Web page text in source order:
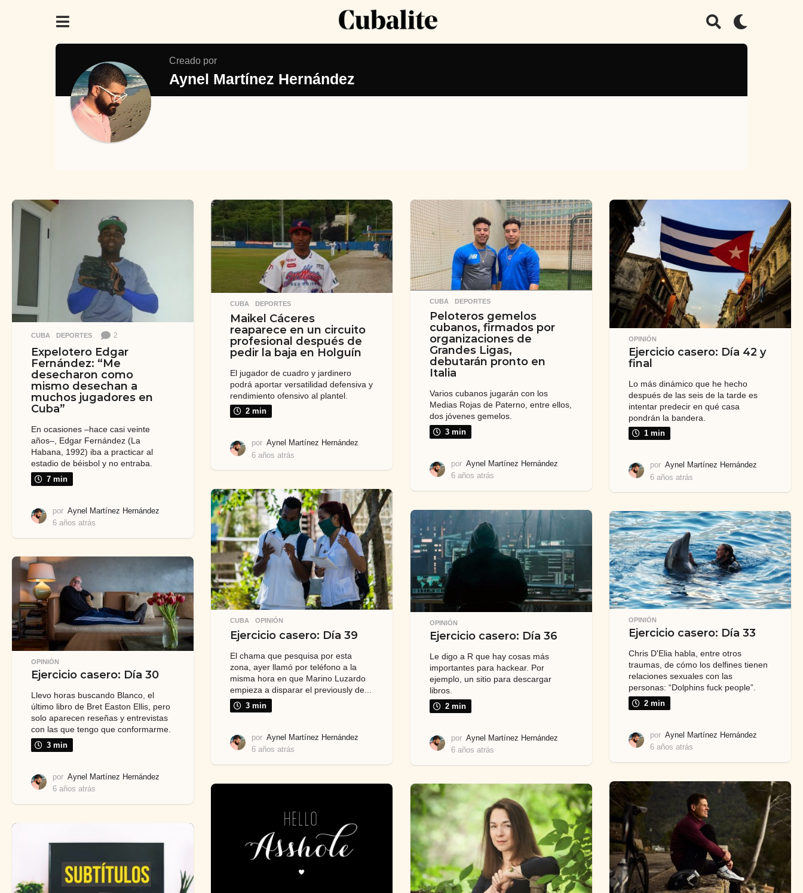
Creado por
Aynel Martínez Hernández
CUBA ,DEPORTES 2
Expelotero Edgar
Fernández: “Me
desecharon como
mismo desechan a
muchos jugadores en
Cuba”
En ocasiones –hace casi veinte
años–, Edgar Fernández (La
Habana, 1992) iba a practicar al
estadio de béisbol y no entraba.
7 min
por Aynel Martínez Hernández
6 años atrás
o
t
á
s
CUBA ,DEPORTES
Maikel Cáceres
reaparece en un circuito
profesional después de
pedir la baja en Holguín
El jugador de cuadro y jardinero
podrá aportar versatilidad defensiva y
rendimiento ofensivo al plantel.
2 min
por Aynel Martínez Hernández
6 años atrás
o
s
a
t
r
á
s
CUBA ,DEPORTES
Peloteros gemelos
cubanos, firmados por
organizaciones de
Grandes Ligas,
debutarán pronto en
Italia
Varios cubanos jugarán con los
Medias Rojas de Paterno, entre ellos,
dos jóvenes gemelos.
3 min
por Aynel Martínez Hernández
6 años atrás
o
a
t
OPINIÓN
Ejercicio casero: Día 42 y
final
Lo más dinámico que he hecho
después de las seis de la tarde es
intentar predecir en qué casa
pondrán la bandera.
1 min
por Aynel Martínez Hernández
6 años atrás
o
s
a
t
r
á
s
CUBA ,OPINIÓN
Ejercicio casero: Día 39
El chama que pesquisa por esta
zona, ayer llamó por teléfono a la
misma hora en que Marino Luzardo
empieza a disparar el previously de...
3 min
por Aynel Martínez Hernández
6 años atrás
o
t
r
s
OPINIÓN
Ejercicio casero: Día 36
Le digo a R que hay cosas más
importantes para hackear. Por
ejemplo, un sitio para descargar
libros.
2 min
por Aynel Martínez Hernández
6 años atrás
o
s
a
r
á
s
OPINIÓN
Ejercicio casero: Día 33
Chris D'Elia habla, entre otros
traumas, de cómo los delfines tienen
relaciones sexuales con las
personas: “Dolphins fuck people”.
2 min
por Aynel Martínez Hernández
6 años atrás
o
s
a
t
r
OPINIÓN
Ejercicio casero: Día 30
Llevo horas buscando Blanco, el
último libro de Bret Easton Ellis, pero
solo aparecen reseñas y entrevistas
con las que tengo que conformarme.
3 min
por Aynel Martínez Hernández
6 años atrás
a
r
á
s